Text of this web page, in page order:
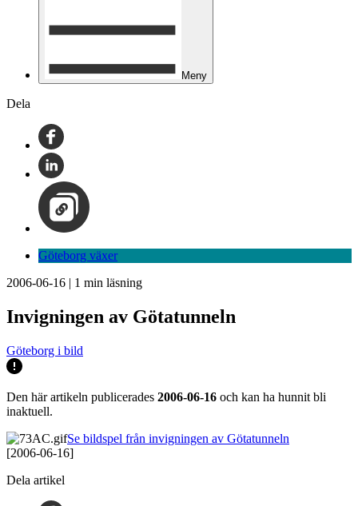
Meny
Dela
Göteborg växer
2006-06-16 | 1 min läsning
Invigningen av Götatunneln
Göteborg i bild
Den här artikeln publicerades 2006-06-16 och kan ha hunnit bli
inaktuell.
Se bildspel från invigningen av Götatunneln
[2006-06-16]
Dela artikel